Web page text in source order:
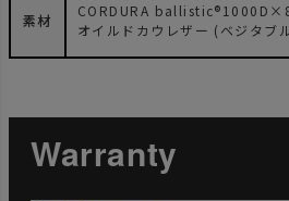
素材
CORDURA
オイルドカウレザー (ベジタ
Warranty